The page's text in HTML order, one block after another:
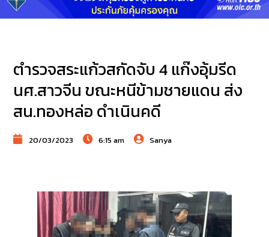
ตำรวจสระแก้วสกัดจับ 4 แก๊งอุ้มรีด
นศ.สาวจีน ขณะหนีข้ามชายแดน ส่ง
สน.ทองหล่อ ดำเนินคดี
20/03/2023 6:15 am Sanya